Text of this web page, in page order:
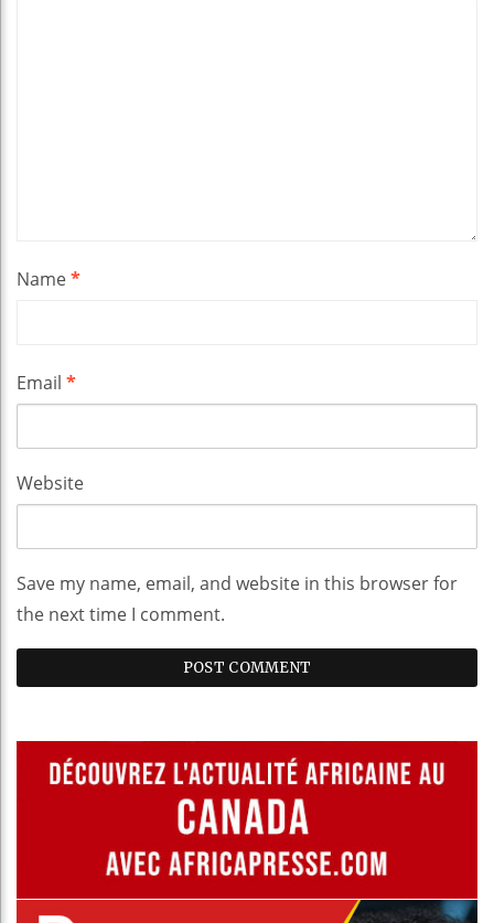
Name*
Email *
Website
Save my name, email, and website in this browser for
the next time I comment.